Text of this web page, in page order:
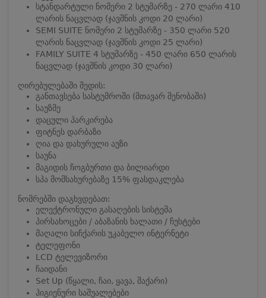
სტანდარტული ნომერი 2 სტუმარზე - 270 ლარი 410
ლარის ნაცვლად (ჯავშნის კოდი 20 ლარი)
SEMI SUITE ნომერი 2 სტუმარზე - 350 ლარი 520
ლარის ნაცვლად (ჯავშნის კოდი 25 ლარი)
FAMILY SUITE 4 სტუმარზე - 450 ლარი 650 ლარის
ნაცვლად (ჯავშნის კოდი 30 ლარი)
ღირებულებაში შედის:
განთავსება სასტუმროში (მთავარ შენობაში)
საუზმე
დაცული პარკირება
ფიტნეს დარბაზი
ღია და დახურული აუზი
საუნა
მაგიდის ჩოგბურთი და ბილიარდი
სპა მომსახურებაზე 15% ფასდაკლება
ნომრებში დაგხვდებათ:
ელექტრონული გასაღების სისტემა
პირსახოცები / აბაზანის ხალათი / ჩუსტები
მაღალი სიჩქარის უკაბელო ინტერნეტი
ტელეფონი
LCD ტელევიზორი
ჩაიდანი
Set Up (წყალი, ჩაი, ყავა, შაქარი)
ჰიგიენური საშუალებები